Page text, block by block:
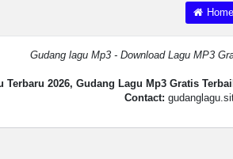
Home
Gudang lagu Mp3 - Download Lagu MP3
Terbaru 2026, Gudang Lagu Mp3 Gratis
Contact: